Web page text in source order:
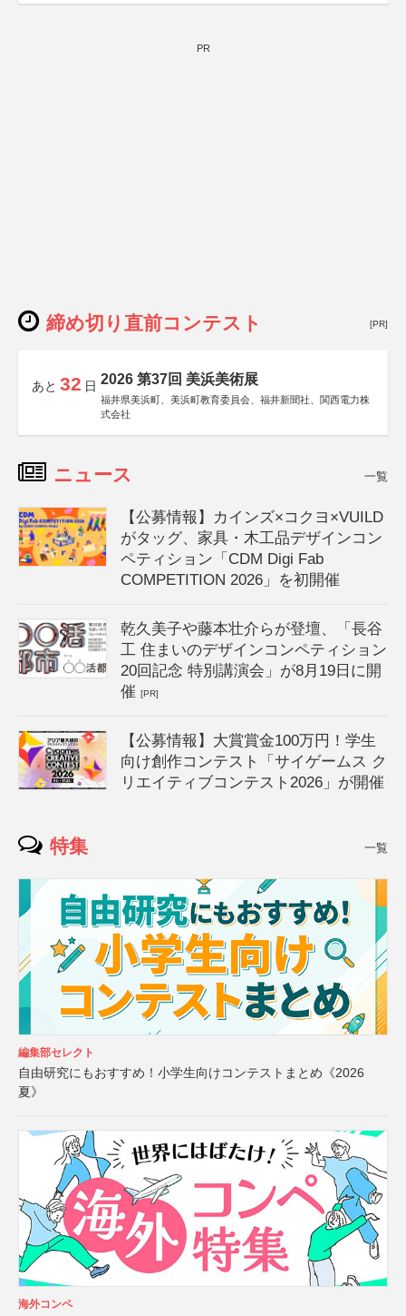
PR
締め切り直前コンテスト [PR]
あと 32 日 2026 第37回 美浜美術展
福井県美浜町、美浜町教育委員会、福井新聞社、関西電力株
式会社
ニュース 一覧
【公募情報】カインズ×コクヨ×VUILD
がタッグ、家具・木工品デザインコン
ペティション「CDM Digi Fab
COMPETITION 2026」を初開催
乾久美子や藤本壮介らが登壇、「長谷
工 住まいのデザインコンペティション
20回記念 特別講演会」が8月19日に開
催[PR]
【公募情報】大賞賞金100万円！学生
向け創作コンテスト「サイゲームス ク
リエイティブコンテスト2026」が開催
特集 一覧
編集部セレクト
自由研究にもおすすめ！小学生向けコンテストまとめ《2026
夏》
海外コンペ